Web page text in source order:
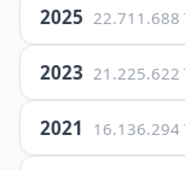
2025 22.711.688
2023 21.225.622
2021 16.136.294